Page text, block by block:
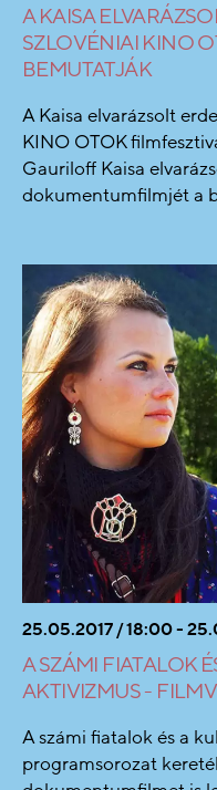
A KAISA
SZLOVÉNIAI KINO
BEMUTATJÁK
A Kaisa elvarázsolt
KINO OTOK
Gauriloff Kaisa
dokumentumfilmjét a
25.05.2017 / 18:00 -
A SZÁMI FIATALOK
AKTIVIZMUS -
A számi fiatalok és a
programsorozat